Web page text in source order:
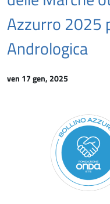
Azzurro 2025
Andrologica
ven 17 gen, 2025